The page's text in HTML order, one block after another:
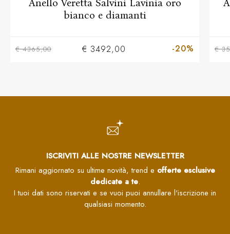
Anello Veretta Salvini Lavinia oro
bianco e diamanti
€ 4365,00 € 3492,00 -20% €
ISCRIVITI ALLE NOSTRE NEWSLETTER
Rimani aggiornato su ultime novità, trend e offerte esclusive
dedicate a te.
I tuoi dati sono riservati e se vuoi puoi annullare l'iscrizione in
qualsiasi momento.